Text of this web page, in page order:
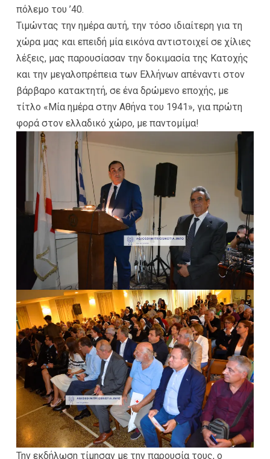
πόλεμο του ’40.
Τιμώντας την ημέρα αυτή, την τόσο ιδιαίτερη για τη
χώρα μας και επειδή μία εικόνα αντιστοιχεί σε χίλιες
λέξεις, μας παρουσίασαν την δοκιμασία της Κατοχής
και την μεγαλοπρέπεια των Ελλήνων απέναντι στον
βάρβαρο κατακτητή, σε ένα δρώμενο εποχής, με
τίτλο «Μία ημέρα στην Αθήνα του 1941», για πρώτη
φορά στον ελλαδικό χώρο, με παντομίμα!
Την εκδήλωση τίμησαν με την παρουσία τους, ο